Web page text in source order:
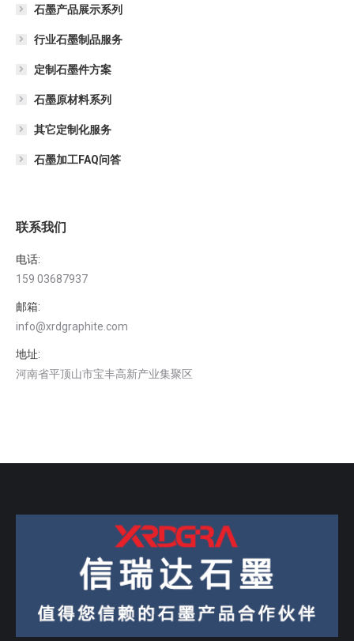
石墨产品展示系列
行业石墨制品服务
定制石墨件方案
石墨原材料系列
其它定制化服务
石墨加工FAQ问答
联系我们
电话:
159 03687937
邮箱:
info@xrdgraphite.com
地址:
河南省平顶山市宝丰高新产业集聚区